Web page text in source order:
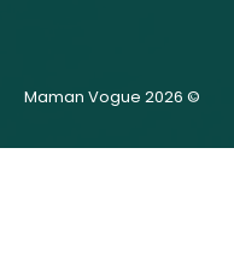
Maman Vogue 2026 ©